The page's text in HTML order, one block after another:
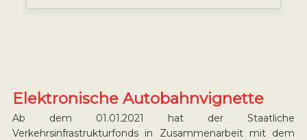
Elektronische Autobahnvignette
Ab dem 01.01.2021 hat der Staatliche
Verkehrsinfrastrukturfonds in Zusammenarbeit mit dem